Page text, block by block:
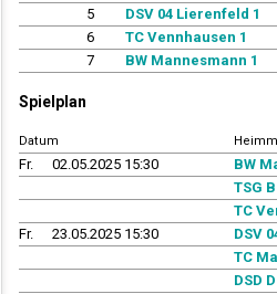
5
DSV 04 Lierenfeld 1
6
TC Vennhausen 1
7
BW Mannesmann 1
Spielplan
Datum
Fr. 02.05.2025 15:30
BW
TSG
TC
Fr.
23.05.2025 15:30
DSV
TC
DSD